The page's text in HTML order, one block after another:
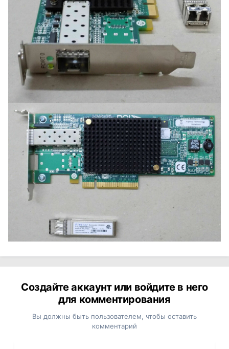
Создайте аккаунт или войдите в него
для комментирования
Вы должны быть пользователем, чтобы оставить
комментарий